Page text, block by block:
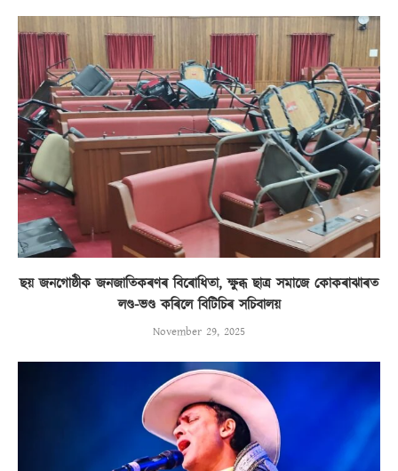
ছয় জনগোষ্ঠীক জনজাতিকৰণৰ বিৰোধিতা, ক্ষুব্ধ ছাত্ৰ সমাজে কোকৰাঝাৰত
লণ্ড-ভণ্ড কৰিলে বিটিচিৰ সচিবালয়
November 29, 2025